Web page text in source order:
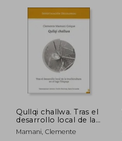
45%
Qullqi challwa. Tras el
desarrollo local de la
truchicultura en el
lago Titiqaqa
Mamani, Clemente